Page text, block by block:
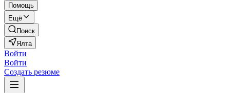
Помощь
Ещё
Поиск
Ялта
Войти
Войти
Создать резюме